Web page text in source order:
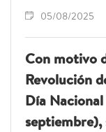
05/08/2025
Con motivo
Revolución
Día
septiembre),